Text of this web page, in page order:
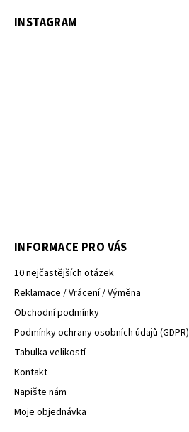
INSTAGRAM
INFORMACE PRO VÁS
10 nejčastějších otázek
Reklamace / Vrácení / Výměna
Obchodní podmínky
Podmínky ochrany osobních údajů (GDPR)
Tabulka velikostí
Kontakt
Napište nám
Moje objednávka